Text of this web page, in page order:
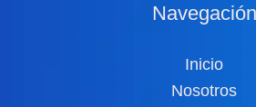
Navegación
Inicio
Nosotros